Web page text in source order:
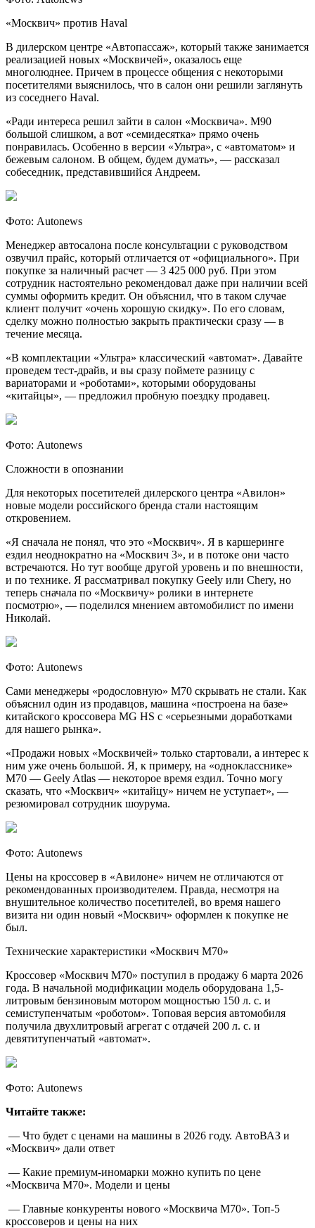
«Москвич» против Haval
В дилерском центре «Автопассаж», который также занимается
реализацией новых «Москвичей», оказалось еще
многолюднее. Причем в процессе общения с некоторыми
посетителями выяснилось, что в салон они решили заглянуть
из соседнего Haval.
«Ради интереса решил зайти в салон «Москвича». M90
большой слишком, а вот «семидесятка» прямо очень
понравилась. Особенно в версии «Ультра», с «автоматом» и
бежевым салоном. В общем, будем думать», — рассказал
собеседник, представившийся Андреем.
Фото: Autonews
Менеджер автосалона после консультации с руководством
озвучил прайс, который отличается от «официального». При
покупке за наличный расчет — 3 425 000 руб. При этом
сотрудник настоятельно рекомендовал даже при наличии всей
суммы оформить кредит. Он объяснил, что в таком случае
клиент получит «очень хорошую скидку». По его словам,
сделку можно полностью закрыть практически сразу — в
течение месяца.
«В комплектации «Ультра» классический «автомат». Давайте
проведем тест-драйв, и вы сразу поймете разницу с
вариаторами и «роботами», которыми оборудованы
«китайцы», — предложил пробную поездку продавец.
Фото: Autonews
Сложности в опознании
Для некоторых посетителей дилерского центра «Авилон»
новые модели российского бренда стали настоящим
откровением.
«Я сначала не понял, что это «Москвич». Я в каршеринге
ездил неоднократно на «Москвич 3», и в потоке они часто
встречаются. Но тут вообще другой уровень и по внешности,
и по технике. Я рассматривал покупку Geely или Chery, но
теперь сначала по «Москвичу» ролики в интернете
посмотрю», — поделился мнением автомобилист по имени
Николай.
Фото: Autonews
Сами менеджеры «родословную» M70 скрывать не стали. Как
объяснил один из продавцов, машина «построена на базе»
китайского кроссовера MG HS с «серьезными доработками
для нашего рынка».
«Продажи новых «Москвичей» только стартовали, а интерес к
ним уже очень большой. Я, к примеру, на «однокласснике»
M70 — Geely Atlas — некоторое время ездил. Точно могу
сказать, что «Москвич» «китайцу» ничем не уступает», —
резюмировал сотрудник шоурума.
Фото: Autonews
Цены на кроссовер в «Авилоне» ничем не отличаются от
рекомендованных производителем. Правда, несмотря на
внушительное количество посетителей, во время нашего
визита ни один новый «Москвич» оформлен к покупке не
был.
Технические характеристики «Москвич М70»
Кроссовер «Москвич М70» поступил в продажу 6 марта 2026
года. В начальной модификации модель оборудована 1,5-
литровым бензиновым мотором мощностью 150 л. с. и
семиступенчатым «роботом». Топовая версия автомобиля
получила двухлитровый агрегат с отдачей 200 л. с. и
девятитупенчатый «автомат».
Фото: Autonews
Читайте также:
— Что будет с ценами на машины в 2026 году. АвтоВАЗ и
«Москвич» дали ответ
— Какие премиум-иномарки можно купить по цене
«Москвича М70». Модели и цены
— Главные конкуренты нового «Москвича М70». Топ-5
кроссоверов и цены на них